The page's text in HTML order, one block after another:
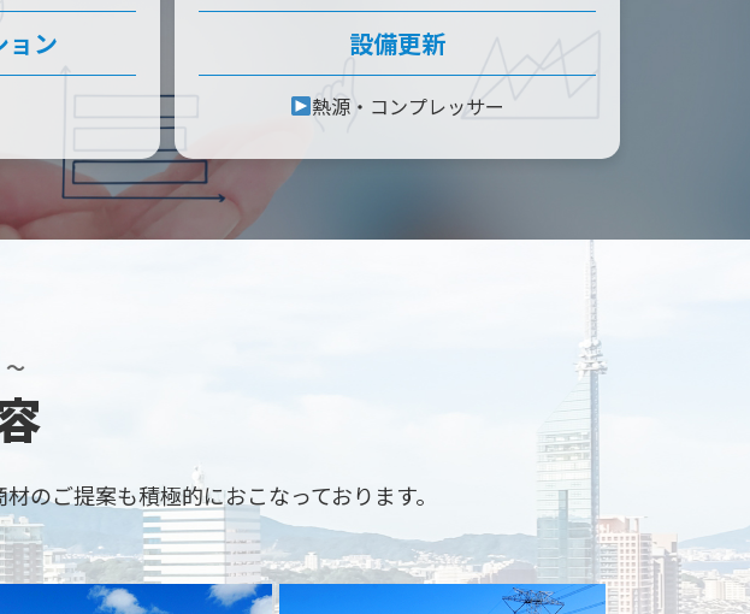
ョン 設備更新
熱源・コンプレッサー
のご提案も積極的におこなっております。